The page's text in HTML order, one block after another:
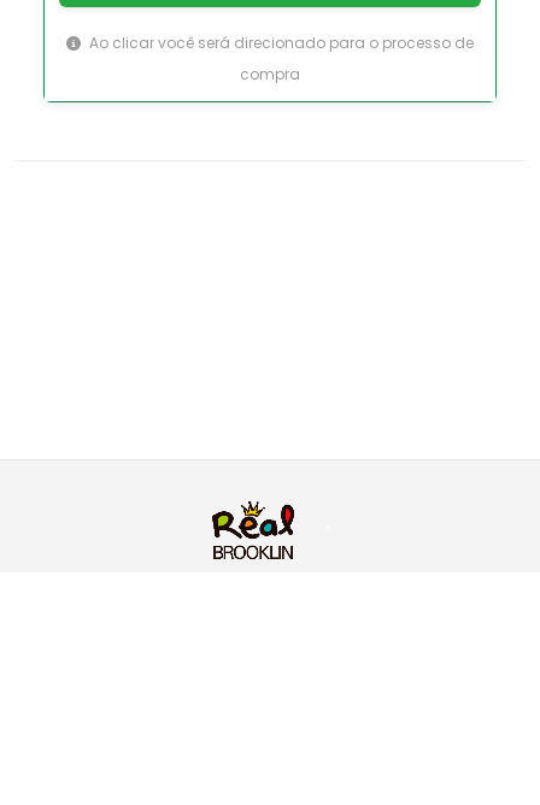
Ao clicar você será direcionado para o processo de
compra